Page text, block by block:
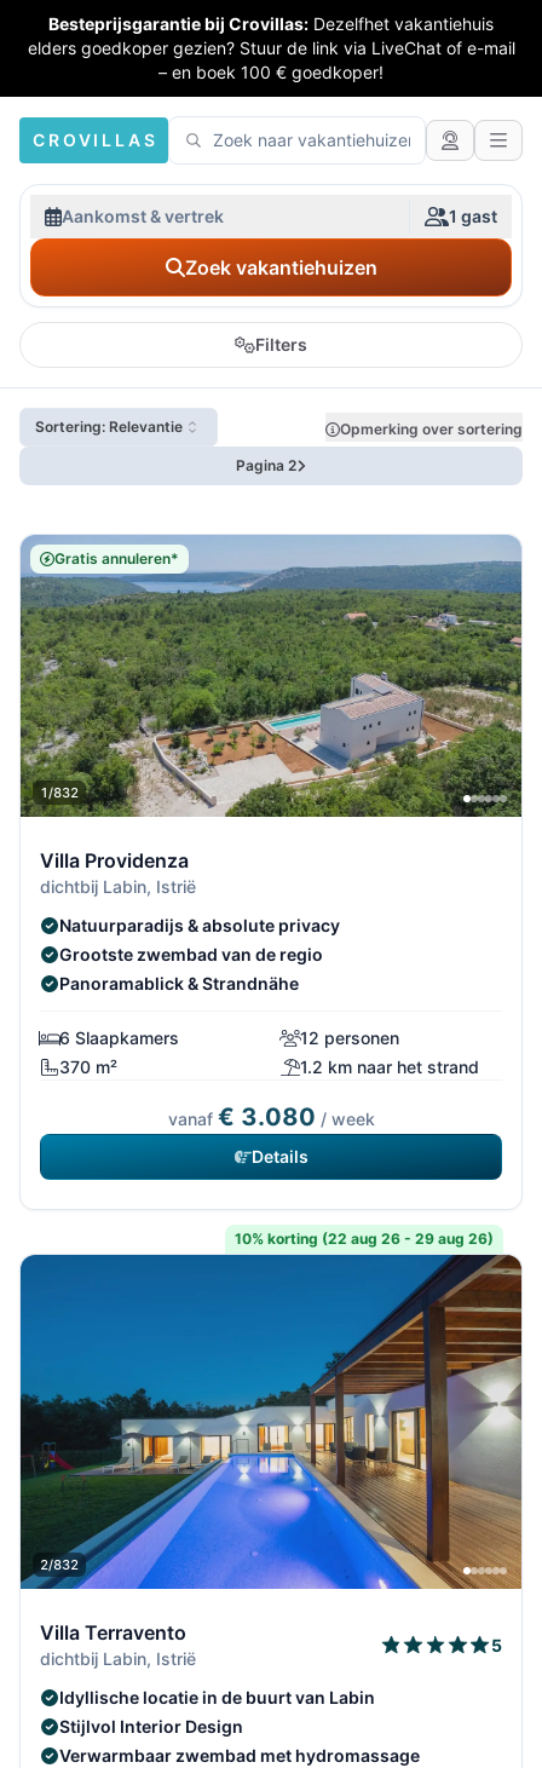
Besteprijsgarantie bij Crovillas: Dezelfhet vakantiehuis
elders goedkoper gezien? Stuur de link via LiveChat of e-mail
– en boek 100 € goedkoper!
CROVILLAS
Aankomst & vertrek 1 gast
Zoek vakantiehuizen
Filters
Sortering: Relevantie
Opmerking over sortering
Pagina 2
Gratis annuleren*
1/832
Villa Providenza
dichtbij Labin, Istrië
Natuurparadijs & absolute privacy
Grootste zwembad van de regio
Panoramablick & Strandnähe
6 Slaapkamers
12 personen
370 m²
1.2 km naar het strand
vanaf € 3.080 / week
Details
10% korting (22 aug 26 - 29 aug 26)
2/832
Villa Terravento
dichtbij Labin, Istrië
5
Idyllische locatie in de buurt van Labin
Stijlvol Interior Design
Verwarmbaar zwembad met hydromassage